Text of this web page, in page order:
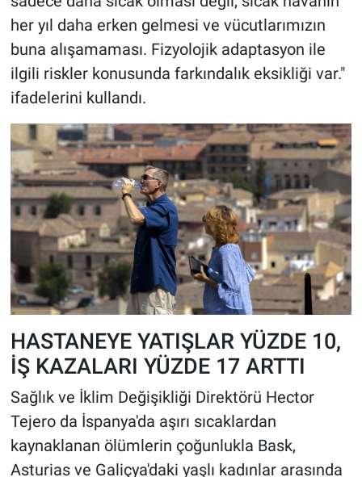
her yıl daha erken gelmesi ve vücutlarımızın
buna alışamaması. Fizyolojik adaptasyon ile
ilgili riskler konusunda farkındalık eksikliği var."
ifadelerini kullandı.
HASTANEYE YATIŞLAR YÜZDE 10,
İŞ KAZALARI YÜZDE 17 ARTTI
Sağlık ve İklim Değişikliği Direktörü Hector
Tejero da İspanya'da aşırı sıcaklardan
kaynaklanan ölümlerin çoğunlukla Bask,
Asturias ve Galiçya'daki yaşlı kadınlar arasında